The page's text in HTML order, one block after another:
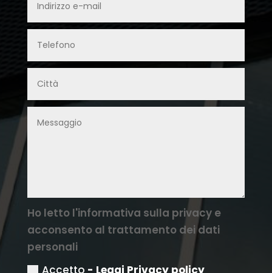
Ho letto l'informativa sulla privacy e
acconsento al trattamento dei dati
personali
Accetto - Leggi Privacy policy